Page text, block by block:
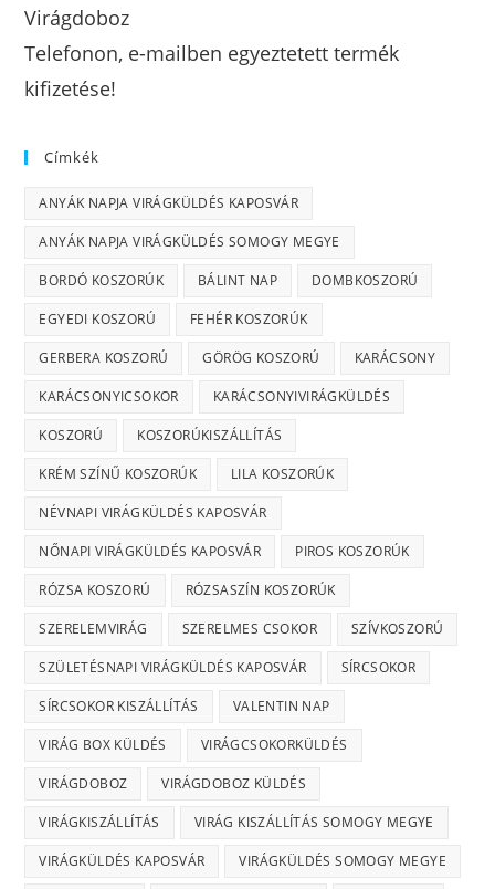
Virágdoboz
Telefonon, e-mailben egyeztetett termék
kifizetése!
Címkék
ANYÁK NAPJA VIRÁGKÜLDÉS KAPOSVÁR
ANYÁK NAPJA VIRÁGKÜLDÉS SOMOGY MEGYE
BORDÓ KOSZORÚK BÁLINT NAP DOMBKOSZORÚ
EGYEDI KOSZORÚ FEHÉR KOSZORÚK
GERBERA KOSZORÚ GÖRÖG KOSZORÚ KARÁCSONY
KARÁCSONYICSOKOR KARÁCSONYIVIRÁGKÜLDÉS
KOSZORÚ KOSZORÚKISZÁLLÍTÁS
KRÉM SZÍNŰ KOSZORÚK LILA KOSZORÚK
NÉVNAPI VIRÁGKÜLDÉS KAPOSVÁR
NŐNAPI VIRÁGKÜLDÉS KAPOSVÁR PIROS KOSZORÚK
RÓZSA KOSZORÚ RÓZSASZÍN KOSZORÚK
SZERELEMVIRÁG SZERELMES CSOKOR SZÍVKOSZORÚ
SZÜLETÉSNAPI VIRÁGKÜLDÉS KAPOSVÁR SÍRCSOKOR
SÍRCSOKOR KISZÁLLÍTÁS VALENTIN NAP
VIRÁG BOX KÜLDÉS VIRÁGCSOKORKÜLDÉS
VIRÁGDOBOZ VIRÁGDOBOZ KÜLDÉS
VIRÁGKISZÁLLÍTÁS VIRÁG KISZÁLLÍTÁS SOMOGY MEGYE
VIRÁGKÜLDÉS KAPOSVÁR VIRÁGKÜLDÉS SOMOGY MEGYE